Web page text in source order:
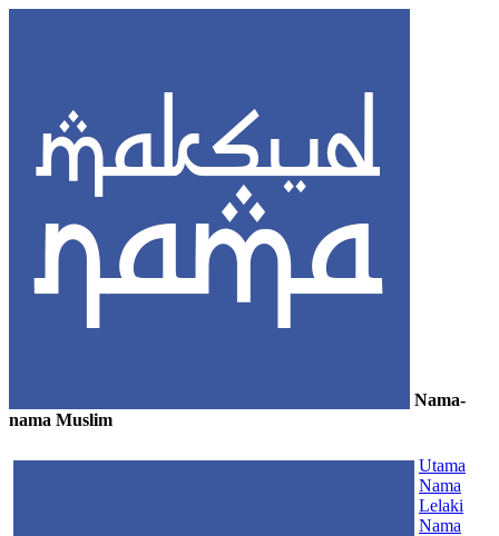
Nama-
nama Muslim
Utama
Nama
Lelaki
Nama